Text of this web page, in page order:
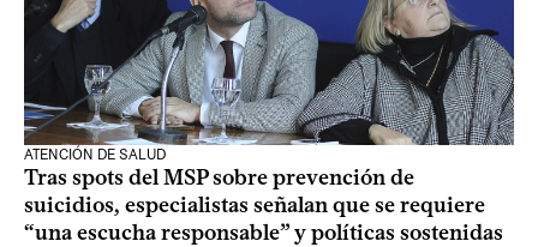
ATENCIÓN DE SALUD
Tras spots del MSP sobre prevención de
suicidios, especialistas señalan que se requiere
“una escucha responsable” y políticas sostenidas